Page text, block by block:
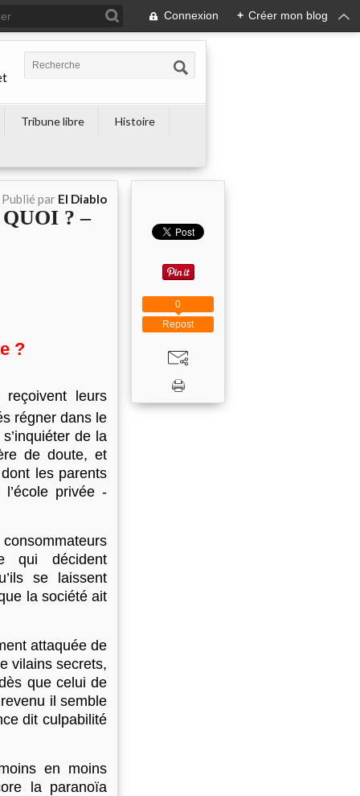
Connexion + Créer mon blog
Tribune libre
Histoire
Publié par El Diablo
? –
?
leurs
régner dans le
de la
de doute, et
les parents
privée -
qui décident
se laissent
la société ait
attaquée de
vilains secrets,
que celui de
il semble
dit culpabilité
en moins
la paranoïa
Repost
0